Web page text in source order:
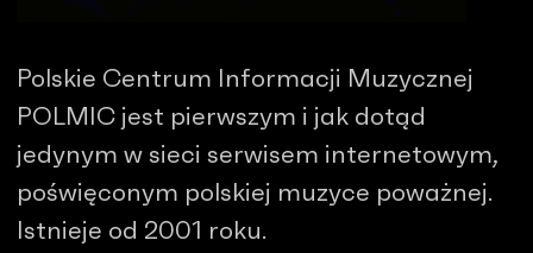
Polskie Centrum Informacji Muzycznej
POLMIC jest pierwszym i jak dotąd
jedynym w sieci serwisem internetowym,
poświęconym polskiej muzyce poważnej.
Istnieje od 2001 roku.